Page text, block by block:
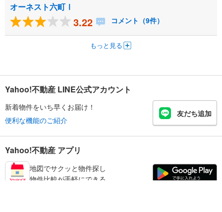
オーネスト六町Ⅰ
3.22 コメント（9件）
もっと見る
Yahoo!不動産 LINE公式アカウント
新着物件をいち早くお届け！
便利な機能のご紹介
友だち追加
Yahoo!不動産 アプリ
地図でサクッと物件探し
物件比較が手軽にできる